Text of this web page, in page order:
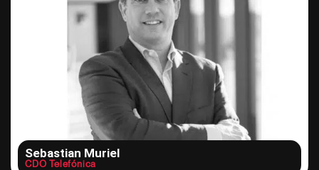
Sebastian Muriel
CDO Telefónica